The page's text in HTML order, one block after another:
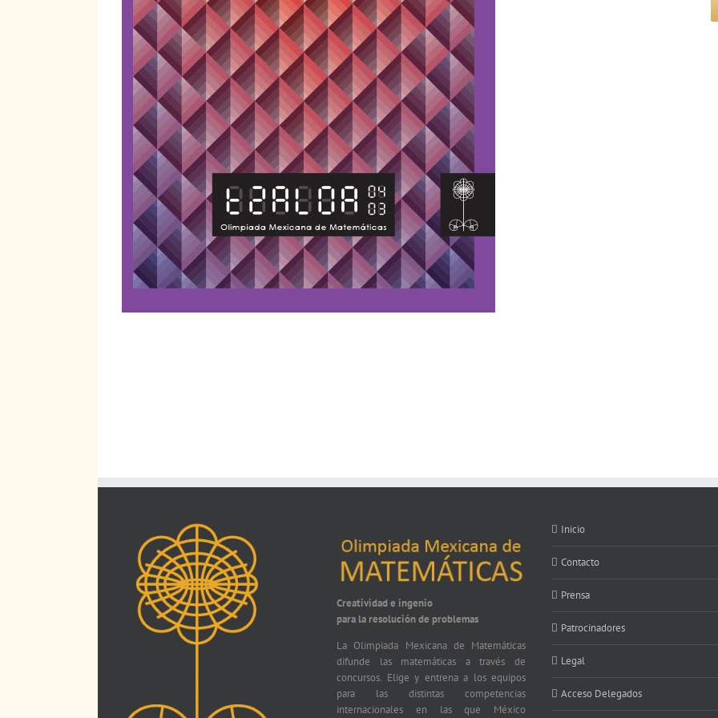
Creatividad e ingenio
para la resolución de problemas
La Olimpiada Mexicana de Matemáticas
difunde las matemáticas a través de
concursos. Elige y entrena a los equipos
para las distintas competencias
internacionales en las que México
Inicio
Contacto
Prensa
Patrocinadores
Legal
Acceso Delegados